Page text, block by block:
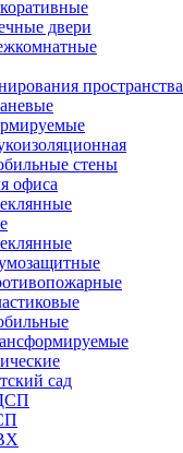
двери
пространства
стены
офиса
сад